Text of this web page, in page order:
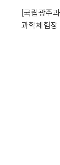
[국립광주
과학체험장